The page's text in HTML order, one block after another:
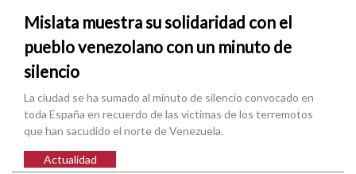
Mislata muestra su solidaridad con el
pueblo venezolano con un minuto de
silencio
La ciudad se ha sumado al minuto de silencio convocado en
toda España en recuerdo de las víctimas de los terremotos
que han sacudido el norte de Venezuela.
Actualidad